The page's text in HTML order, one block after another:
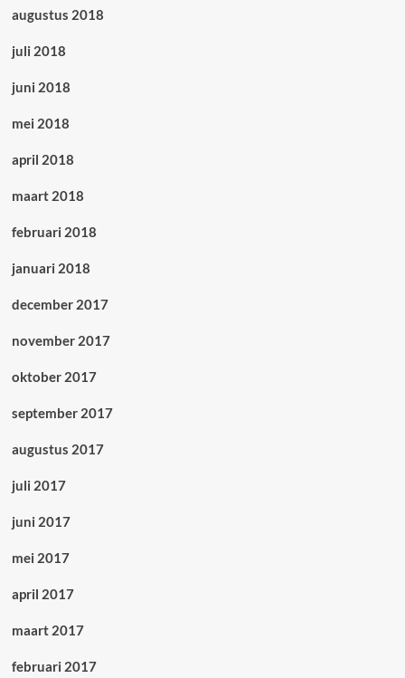
augustus 2018
juli 2018
juni 2018
mei 2018
april 2018
maart 2018
februari 2018
januari 2018
december 2017
november 2017
oktober 2017
september 2017
augustus 2017
juli 2017
juni 2017
mei 2017
april 2017
maart 2017
februari 2017